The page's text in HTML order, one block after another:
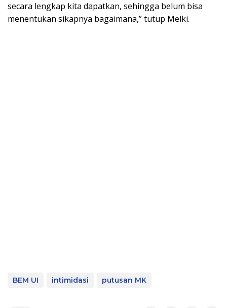
secara lengkap kita dapatkan, sehingga belum bisa
menentukan sikapnya bagaimana,” tutup Melki.
BEM UI intimidasi putusan MK